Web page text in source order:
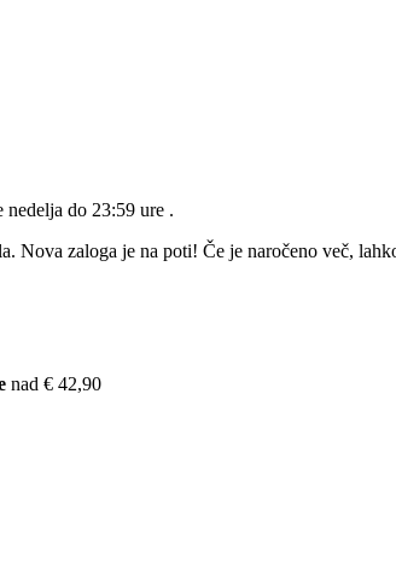
nedelja do 23:59 ure .
Nova zaloga je na poti! Če je naročeno več,
nad € 42,90